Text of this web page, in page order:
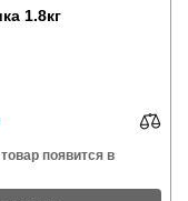
1.8кг
появится в